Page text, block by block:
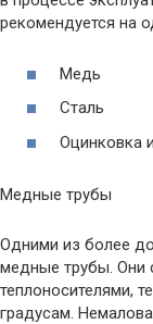
рекомендуется на
Медь
Сталь
Оцинковка
Медные трубы
Одними из более
медные трубы. Они
теплоносителями,
градусам.